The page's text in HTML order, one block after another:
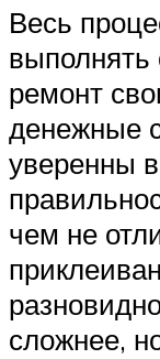
Весь
выполнять
ремонт
денежные
уверенны
чем не
сложнее,